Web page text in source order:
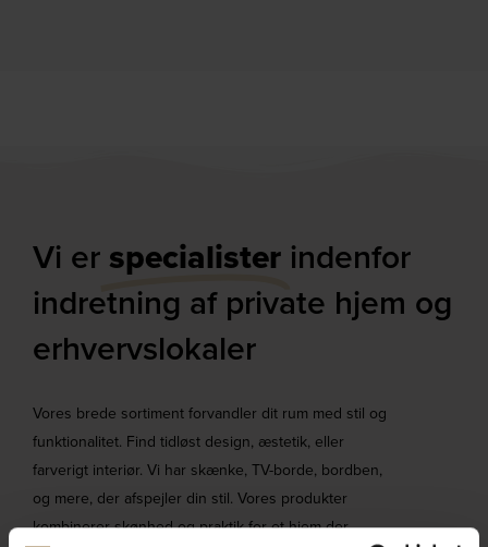
Vi er specialister indenfor
indretning af private hjem og
erhvervslokaler​
Vores brede sortiment forvandler dit rum med stil og
funktionalitet. Find tidløst design, æstetik, eller
farverigt interiør. Vi har skænke, TV-borde, bordben,
og mere, der afspejler din stil. Vores produkter
kombinerer skønhed og praktik for et hjem der